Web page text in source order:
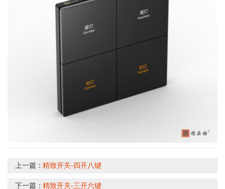
上一篇：精致开关-四开八键
下一篇：精致开关-三开六键